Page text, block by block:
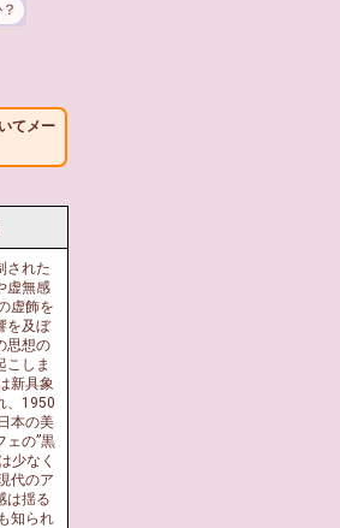
てメー
された
虚無感
虚飾を
を及ぼ
思想の
こしま
新具象
、1950
本の美
ェの”黒
少なく
代のア
は揺る
知られ